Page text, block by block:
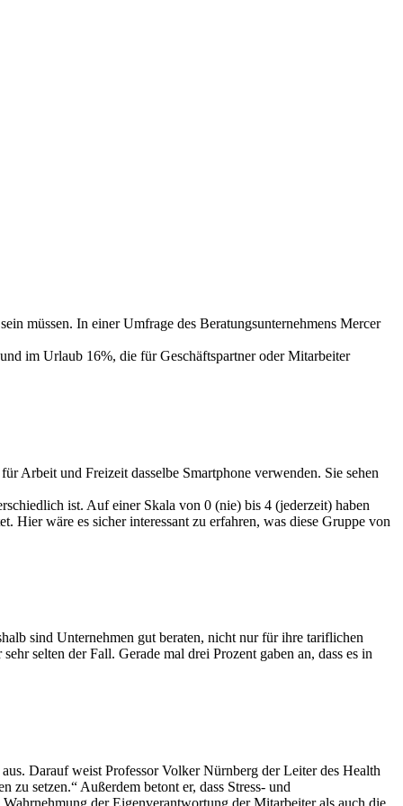
müssen. In einer Umfrage des Beratungsunternehmens Mercer
im Urlaub 16%, die für Geschäftspartner oder Mitarbeiter
Arbeit und Freizeit dasselbe Smartphone verwenden. Sie sehen
ist. Auf einer Skala von 0 (nie) bis 4 (jederzeit) haben
Hier wäre es sicher interessant zu erfahren, was diese Gruppe von
sind Unternehmen gut beraten, nicht nur für ihre tariflichen
selten der Fall. Gerade mal drei Prozent gaben an, dass es in
Darauf weist Professor Volker Nürnberg der Leiter des Health
zu setzen.“ Außerdem betont er, dass Stress- und
der Eigenverantwortung der Mitarbeiter als auch die